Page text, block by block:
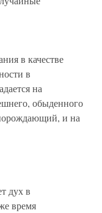
в качестве
в
на
обыденного
и на
дух в
время